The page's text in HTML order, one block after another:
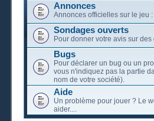
Annonces
Annonces officielles sur le jeu
Sondages ouverts
Pour donner votre avis sur des
Bugs
Pour déclarer un bug ou un
vous n'indiquez pas la partie
nom de votre société).
Aide
Un problème pour jouer ? Le
aider....